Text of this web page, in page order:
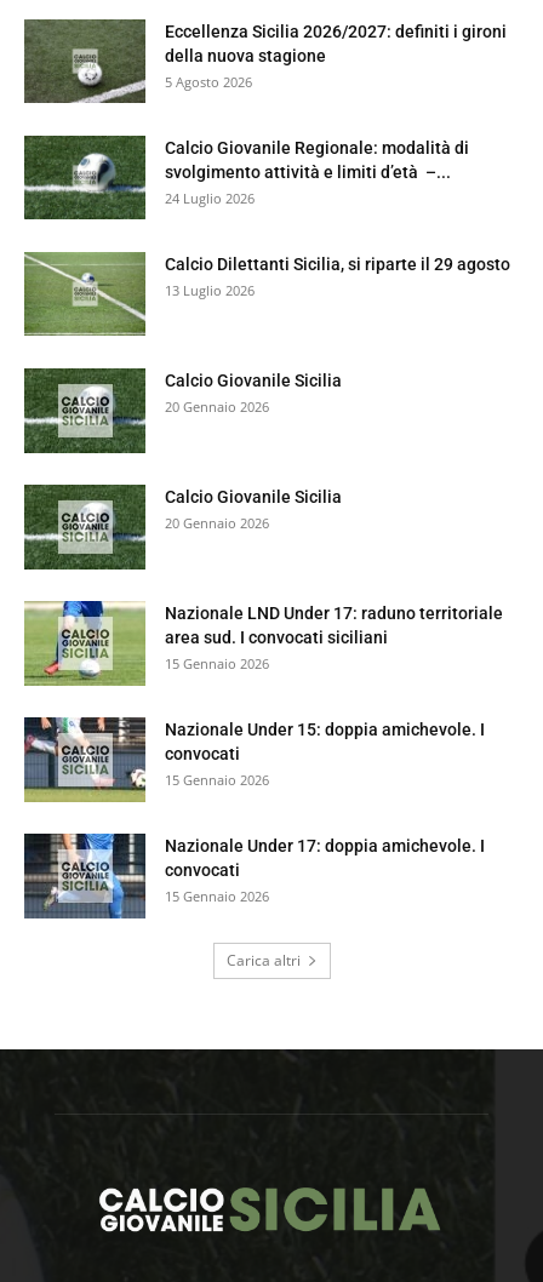
Eccellenza Sicilia 2026/2027: definiti i gironi
della nuova stagione
5 Agosto 2026
Calcio Giovanile Regionale: modalità di
svolgimento attività e limiti d’età –...
24 Luglio 2026
Calcio Dilettanti Sicilia, si riparte il 29 agosto
13 Luglio 2026
Calcio Giovanile Sicilia
20 Gennaio 2026
Calcio Giovanile Sicilia
20 Gennaio 2026
Nazionale LND Under 17: raduno territoriale
area sud. I convocati siciliani
15 Gennaio 2026
Nazionale Under 15: doppia amichevole. I
convocati
15 Gennaio 2026
Nazionale Under 17: doppia amichevole. I
convocati
15 Gennaio 2026
Carica altri